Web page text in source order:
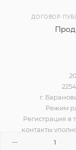
ДОГОВОР
г.
Режим
Регистрация в
контакты
наименование